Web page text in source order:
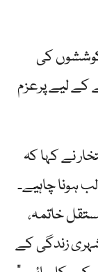
کوششوں کی
کے لیے پرعزم
نے کہا کہ
ہونا چاہیے۔
خاتمہ،
زندگی کے